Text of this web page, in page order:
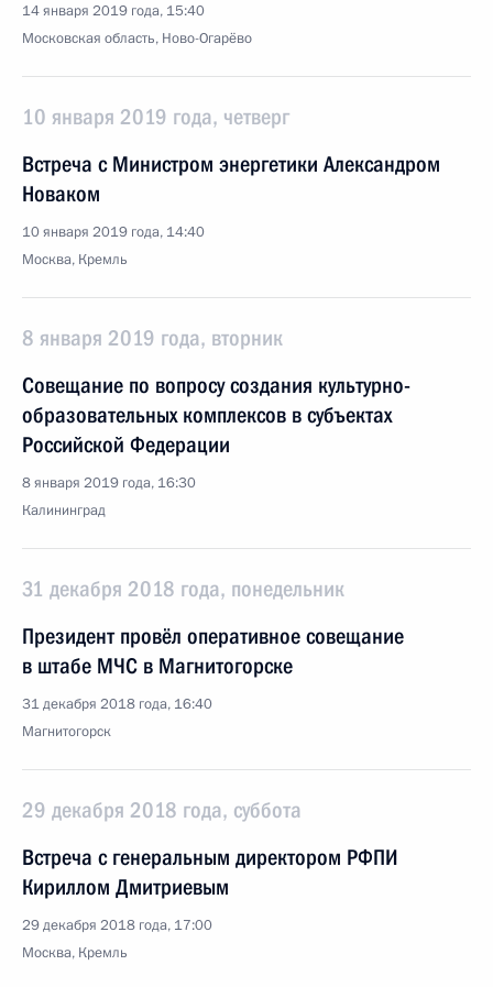
14 января 2019 года, 15:40
Московская область, Ново-Огарёво
10 января 2019 года, четверг
Встреча с Министром энергетики Александром
Новаком
10 января 2019 года, 14:40
Москва, Кремль
8 января 2019 года, вторник
Совещание по вопросу создания культурно-
образовательных комплексов в субъектах
Российской Федерации
8 января 2019 года, 16:30
Калининград
31 декабря 2018 года, понедельник
Президент провёл оперативное совещание
в штабе МЧС в Магнитогорске
31 декабря 2018 года, 16:40
Магнитогорск
29 декабря 2018 года, суббота
Встреча с генеральным директором РФПИ
Кириллом Дмитриевым
29 декабря 2018 года, 17:00
Москва, Кремль